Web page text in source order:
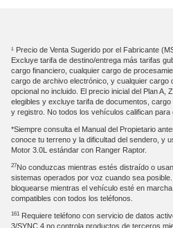
¹ Precio de Venta Sugerido por el Fabricante
Excluye tarifa de destino/entrega más tarifas
cargo financiero, cualquier cargo de
cargo de archivo electrónico, y cualquier cargo
opcional no incluido. El precio inicial del Plan A,
elegibles y excluye tarifa de documentos,
y registro. No todos los vehículos califican para
*Siempre consulta el Manual del Propietario
conoce tu terreno y la dificultad del sendero, y
Motor 3.0L estándar con Ranger Raptor.
27No conduzcas mientras estés distraído o
sistemas operados por voz cuando sea
bloquearse mientras el vehículo esté en
compatibles con todos los teléfonos.
161 Requiere teléfono con servicio de datos
3/SYNC 4 no controla productos de terceros